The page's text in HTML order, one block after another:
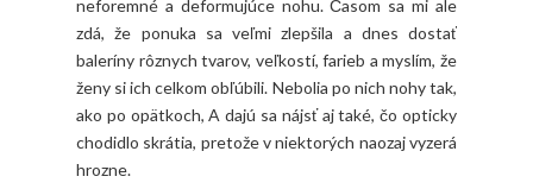
neforemné a deformujúce nohu. Časom sa mi ale
zdá, že ponuka sa veľmi zlepšila a dnes dostať
baleríny rôznych tvarov, veľkostí, farieb a myslím, že
ženy si ich celkom obľúbili. Nebolia po nich nohy tak,
ako po opätkoch, A dajú sa nájsť aj také, čo opticky
chodidlo skrátia, pretože v niektorých naozaj vyzerá
hrozne.